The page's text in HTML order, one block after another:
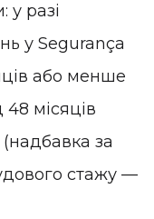
у разі
у Segurança
або менше
місяців
за
стажу —